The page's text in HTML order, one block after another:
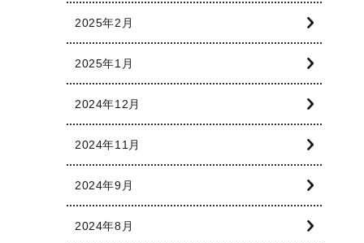
2025年2月
2025年1月
2024年12月
2024年11月
2024年9月
2024年8月